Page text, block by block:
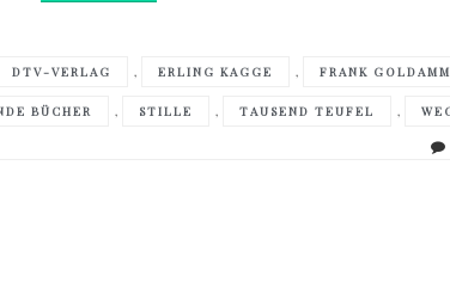
DTV-VERLAG , ERLING KAGGE , FRANK
BÜCHER , STILLE , TAUSEND TEUFEL ,